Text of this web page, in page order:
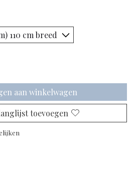
aan winkelwagen
toevoegen